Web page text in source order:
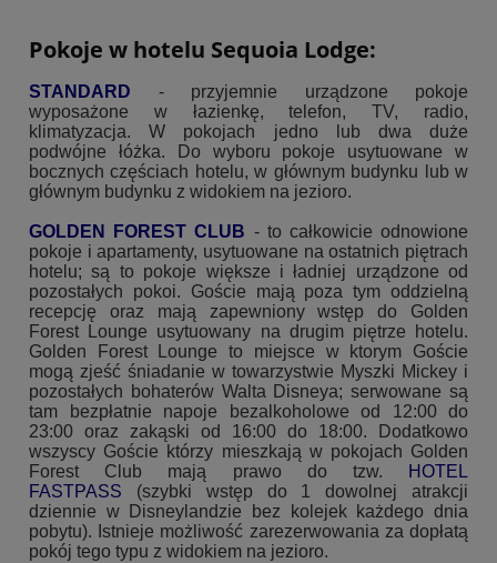
Pokoje w hotelu Sequoia Lodge:
STANDARD - przyjemnie urządzone pokoje
wyposażone w łazienkę, telefon, TV, radio,
klimatyzacja. W pokojach jedno lub dwa duże
podwójne łóżka. Do wyboru pokoje usytuowane w
bocznych częściach hotelu, w głównym budynku lub w
głównym budynku z widokiem na jezioro.
GOLDEN FOREST CLUB - to całkowicie odnowione
pokoje i apartamenty, usytuowane na ostatnich piętrach
hotelu; są to pokoje większe i ładniej urządzone od
pozostałych pokoi. Goście mają poza tym oddzielną
recepcję oraz mają zapewniony wstęp do Golden
Forest Lounge usytuowany na drugim piętrze hotelu.
Golden Forest Lounge to miejsce w ktorym Goście
mogą zjeść śniadanie w towarzystwie Myszki Mickey i
pozostałych bohaterów Walta Disneya; serwowane są
tam bezpłatnie napoje bezalkoholowe od 12:00 do
23:00 oraz zakąski od 16:00 do 18:00. Dodatkowo
wszyscy Goście którzy mieszkają w pokojach Golden
Forest Club mają prawo do tzw.
HOTEL
FASTPASS (szybki wstęp do 1 dowolnej atrakcji
dziennie w Disneylandzie bez kolejek każdego dnia
pobytu). Istnieje możliwość zarezerwowania za dopłatą
pokój tego typu z widokiem na jezioro.